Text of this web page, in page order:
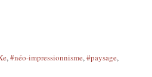
,#néo-impressionnisme,#paysage,